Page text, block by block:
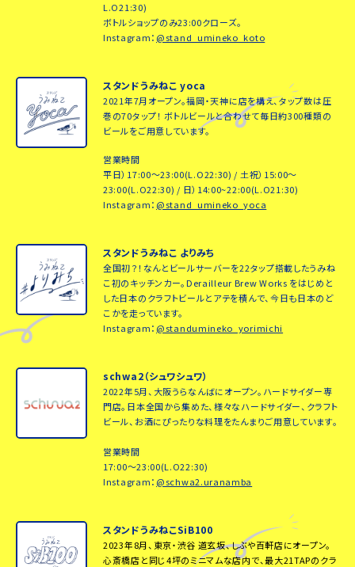
L.O21:30)
ボトルショップのみ23:00クローズ。
Instagram： @stand_umineko_koto
スタンドうみねこ yoca
2021年7月オープン。福岡・天神に店を構え、タップ数は圧
巻の70タップ！ ボトルビールと合わせて毎日約300種類の
ビールをご用意しています。
営業時間
平日）17:00～23:00(L.O22:30) / 土祝）15:00～
23:00(L.O22:30) / 日）14:00~22:00(L.O21:30)
Instagram： @stand_umineko_yoca
スタンドうみねこ よりみち
全国初？！なんとビールサーバーを22タップ搭載したうみね
こ初のキッチンカー。Derailleur Brew Works をはじめと
した日本のクラフトビールとアテを積んで、今日も日本のど
こかを走っています。
Instagram： @standumineko_yorimichi
schwa2（シュワシュワ）
2022年5月、大阪うらなんばにオープン。ハードサイダー専
門店。日本全国から集めた、様々なハードサイダー、クラフト
ビール、お酒にぴったりな料理をたんまりご用意しています。
営業時間
17:00～23:00(L.O22:30)
Instagram： @schwa2.uranamba
スタンドうみねこSiB100
2023年8月、東京・渋谷 道玄坂、しぶや百軒店にオープン。
心斎橋店と同じ4坪のミニマムな店内で、最大21TAPのクラ